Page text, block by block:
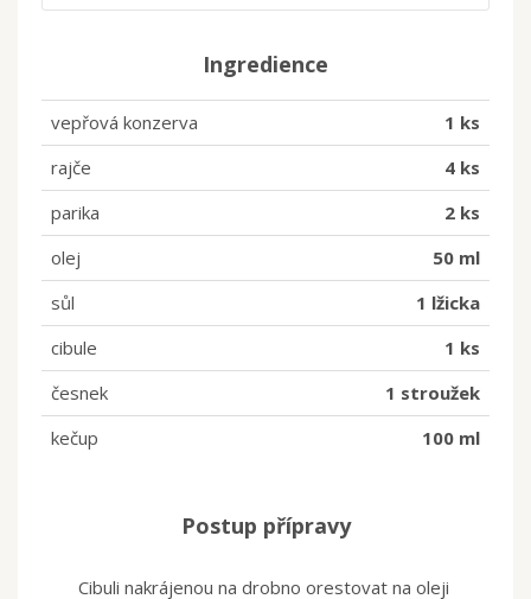
Ingredience
vepřová konzerva
1 ks
rajče
4 ks
parika
2 ks
olej
50 ml
sůl
1 lžicka
cibule
1 ks
česnek
1 stroužek
kečup
100 ml
Postup přípravy
Cibuli nakrájenou na drobno orestovat na oleji